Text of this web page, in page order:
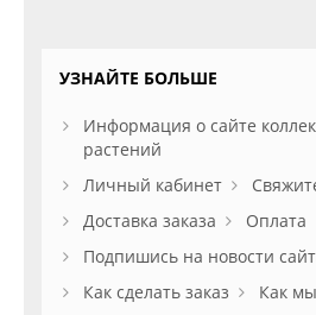
УЗНАЙТЕ БОЛЬШЕ
Информация о сайте
растений
Личный кабинет
Доставка заказа
Оплата
Подпишись на новости
Как сделать заказ
Как